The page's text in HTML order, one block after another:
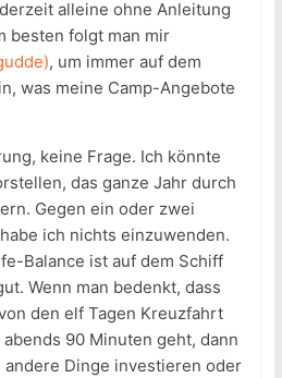
alleine ohne Anleitung
besten folgt man mir
, um immer auf dem
was meine Camp-Angebote
keine Frage. Ich könnte
das ganze Jahr durch
Gegen ein oder zwei
ich nichts einzuwenden.
Balance ist auf dem Schiff
Wenn man bedenkt, dass
den elf Tagen Kreuzfahrt
90 Minuten geht, dann
andere Dinge investieren oder